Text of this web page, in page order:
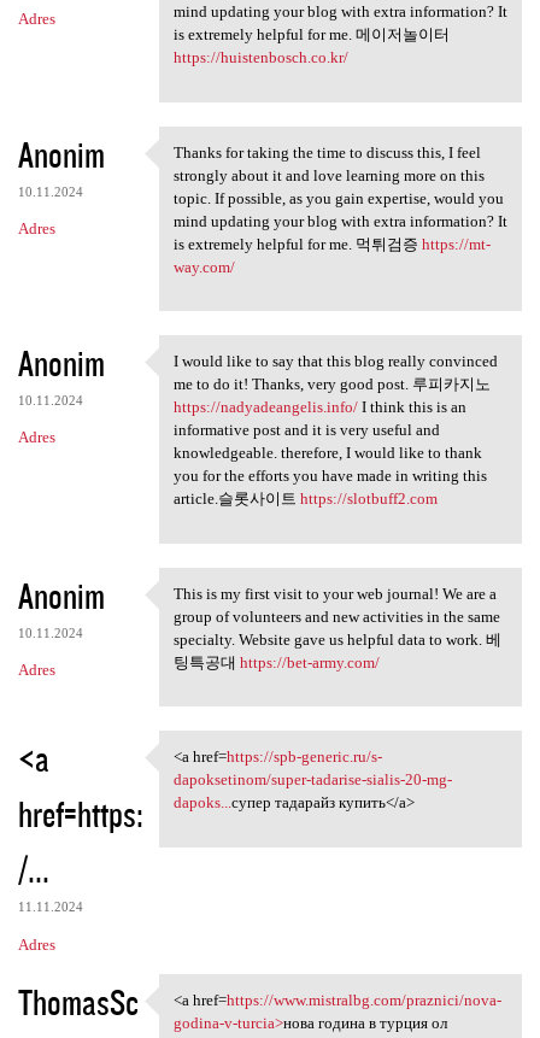
Adres
mind updating your blog with extra information? It
is extremely helpful for me. 메이저놀이터
https://huistenbosch.co.kr/
Anonim
10.11.2024
Adres
Thanks for taking the time to
Thanks for taking the time to discuss this, I feel
strongly about it and love learning more on this
topic. If possible, as you gain expertise, would you
mind updating your blog with extra information? It
is extremely helpful for me. 먹튀검증 https://mt-
way.com/
Anonim
10.11.2024
Adres
I would like to say that this
I would like to say that this blog really convinced
me to do it! Thanks, very good post. 루피카지노
https://nadyadeangelis.info/I think this is an
informative post and it is very useful and
knowledgeable. therefore, I would like to thank
you for the efforts you have made in writing this
article.슬롯사이트 https://slotbuff2.com
Anonim
10.11.2024
Adres
This is my first visit to
This is my first visit to your web journal! We are a
group of volunteers and new activities in the same
specialty. Website gave us helpful data to work. 베
팅특공대 https://bet-army.com/
<a
href=https:
/...
11.11.2024
Adres
<a href=https://spb-generic
<a href=https://spb-generic.ru/s-
dapoksetinom/super-tadarise-sialis-20-mg-
dapoks...супер тадарайз купить</a>
ThomasSc
<a href=https://www.mistralbg
<a href=https://www.mistralbg.com/praznici/nova-
godina-v-turcia>нова година в турция ол